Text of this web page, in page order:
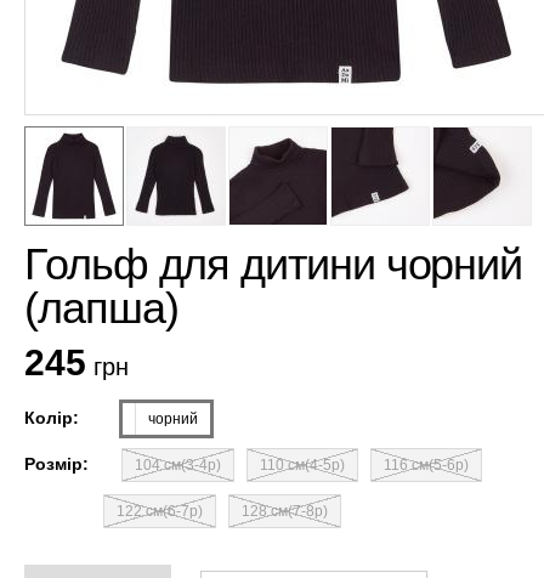
Гольф для дитини чорний
(лапша)
245 грн
Колір: чорний
Розмір: 104 см(3-4р) 110 см(4-5р) 116 см(5-6р)
122 см(6-7р) 128 см(7-8р)